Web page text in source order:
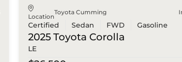
Location
Toyota Cumming
Certified Sedan FWD Gasoline
2025 Toyota Corolla
LE